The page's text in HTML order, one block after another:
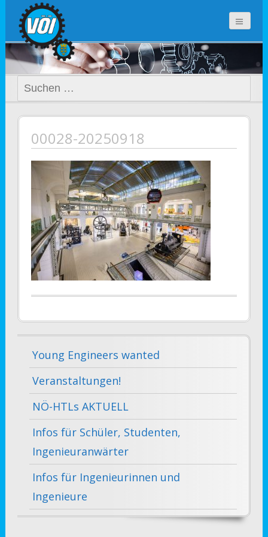
voi-noe.at
Suchen
nach:
00028-20250918
Young Engineers wanted
Veranstaltungen!
NÖ-HTLs AKTUELL
Infos für Schüler, Studenten,
Ingenieuranwärter
Infos für Ingenieurinnen und
Ingenieure